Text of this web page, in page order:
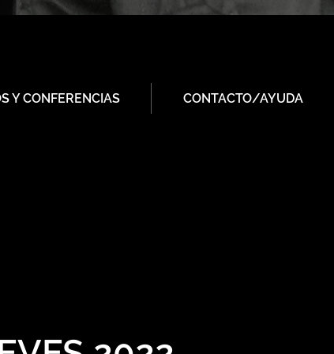
Y CONFERENCIAS CONTACTO/AYUDA